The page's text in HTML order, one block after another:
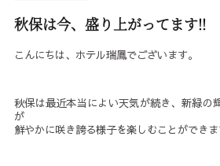
秋保は今、盛り上がってます!!
こんにちは、ホテル瑞鳳でございます。
秋保は最近本当によい天気が続き、新緑の
が
鮮やかに咲き誇る様子を楽しむことができま